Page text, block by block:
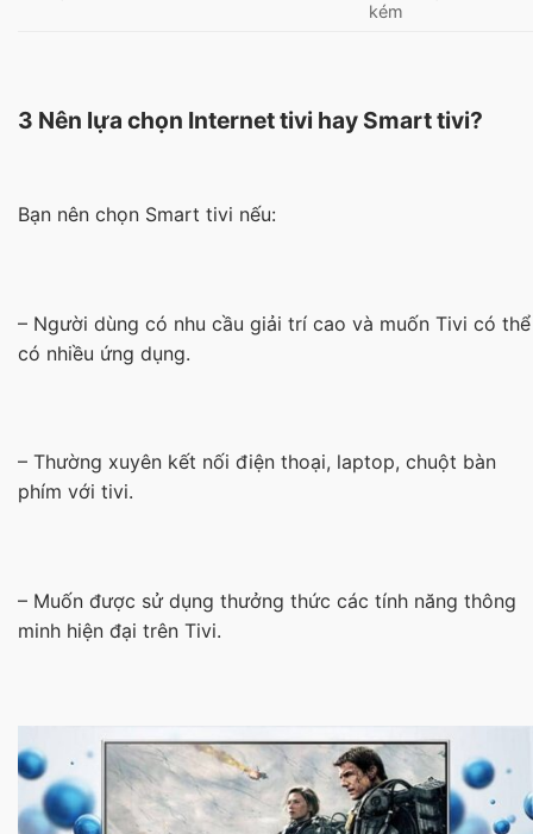
kém
3 Nên lựa chọn Internet tivi hay Smart tivi?
Bạn nên chọn Smart tivi nếu:
– Người dùng có nhu cầu giải trí cao và muốn Tivi có thể
có nhiều ứng dụng.
– Thường xuyên kết nối điện thoại, laptop, chuột bàn
phím với tivi.
– Muốn được sử dụng thưởng thức các tính năng thông
minh hiện đại trên Tivi.